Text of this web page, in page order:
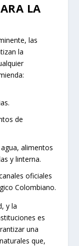
LA
las
la
de
alimentos
y linterna.
oficiales
Colombiano.
y la
es
una
que,